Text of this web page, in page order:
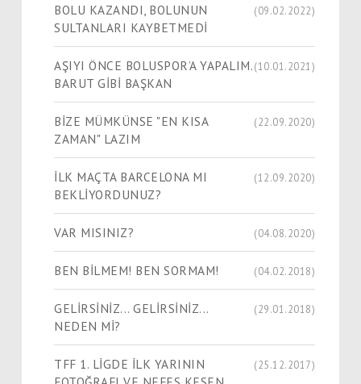
BOLU KAZANDI, BOLUNUN
SULTANLARI KAYBETMEDİ
(09.02.2022)
AŞIYI ÖNCE BOLUSPOR’A YAPALIM.
BARUT GİBİ BAŞKAN
(10.01.2021)
BİZE MÜMKÜNSE "EN KISA
ZAMAN" LAZIM
(22.09.2020)
İLK MAÇTA BARCELONA MI
BEKLİYORDUNUZ?
(12.09.2020)
VAR MISINIZ? (04.08.2020)
BEN BİLMEM! BEN SORMAM! (04.02.2018)
GELİRSİNİZ... GELİRSİNİZ...
NEDEN Mİ?
(29.01.2018)
TFF 1. LİGDE İLK YARININ
(25.12.2017)